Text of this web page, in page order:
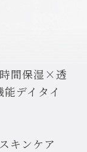
間保湿×透
能デイタイ
キンケア